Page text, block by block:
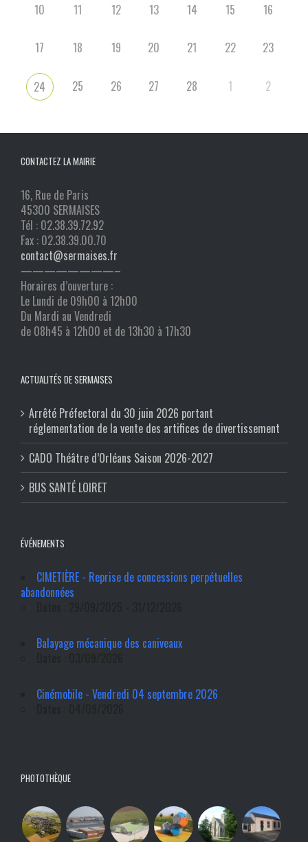
10 11 12 13 14 15 16
17 18 19 20 21 22 23
24 25 26 27 28 1 2
CONTACTEZ LA MAIRIE
16, Rue de Paris
45300 SERMAISES
Tél : 02.38.39.72.92
Fax : 02.38.39.00.70
contact@sermaises.fr
————————–
Horaires d’ouverture :
Le Lundi de 09h00 à 12h00
Du Mardi au Vendredi
de 08h45 à 12h00 et de 13h30 à 17h30
ACTUALITÉS DE SERMAISES
Arrêté Préfectoral du 30 juin 2026 portant
réglementation de la vente des artifices de divertissement
CADO Théâtre d’Orléans Saison 2026-2027
BUS SANTÉ LOIRET
ÉVÉNEMENTS
CIMETIÈRE - Reprise de concessions perpétuelles
abandonnées
Balayage mécanique des caniveaux
Cinémobile - Vendredi 04 septembre 2026
PHOTOTHÈQUE